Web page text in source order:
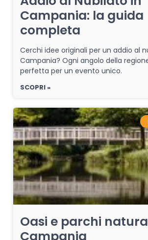
Campania: la guida
completa
Cerchi idee originali per un addio al
Campania? Ogni angolo della
perfetta per un evento unico.
SCOPRI »
Oasi e parchi
Campania